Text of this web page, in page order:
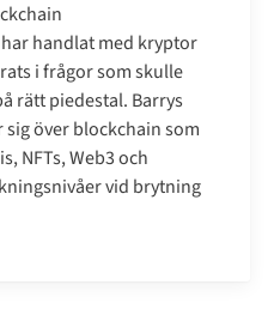
handlat med kryptor
i frågor som skulle
rätt piedestal. Barrys
över blockchain som
NFTs, Web3 och
vid brytning